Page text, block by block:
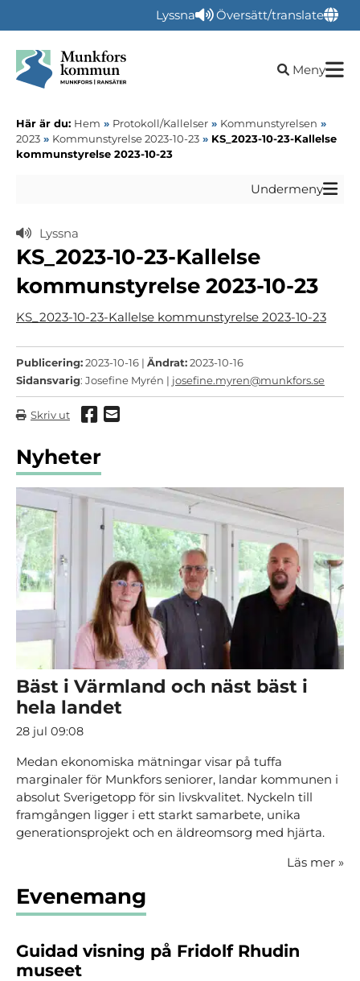
Lyssna Översätt/translate
Öppna
Meny
Här är du: Hem » Protokoll/Kallelser » Kommunstyrelsen »
2023 » Kommunstyrelse 2023-10-23 » KS_2023-10-23-Kallelse
kommunstyrelse 2023-10-23
Undermeny
Lyssna
KS_2023-10-23-Kallelse
kommunstyrelse 2023-10-23
KS_2023-10-23-Kallelse kommunstyrelse 2023-10-23
Publicering:2023-10-16 | Ändrat:2023-10-16
Sidansvarig: Josefine Myrén | josefine.myren@munkfors.se
Skriv ut Dela via Facebook
Dela via mail
Nyheter
Bäst i Värmland och näst bäst i
hela landet
28 jul 09:08
Medan ekonomiska mätningar visar på tuffa
marginaler för Munkfors seniorer, landar kommunen i
absolut Sverigetopp för sin livskvalitet. Nyckeln till
framgången ligger i ett starkt samarbete, unika
generationsprojekt och en äldreomsorg med hjärta.
Läs mer »
Evenemang
Guidad visning på Fridolf Rhudin
museet